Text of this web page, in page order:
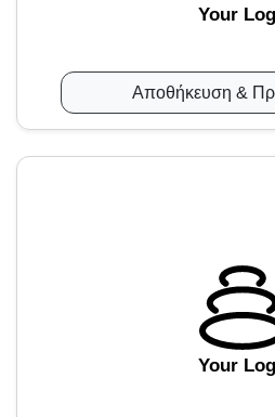
Your
Αποθήκευση &
Your